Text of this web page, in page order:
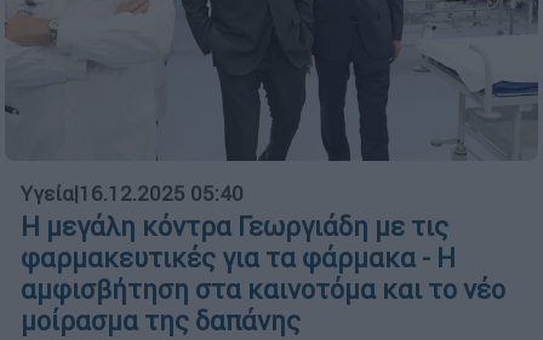
Υγεία|16.12.2025 05:40
Η μεγάλη κόντρα Γεωργιάδη με τις
φαρμακευτικές για τα φάρμακα - Η
αμφισβήτηση στα καινοτόμα και το νέο
μοίρασμα της δαπάνης